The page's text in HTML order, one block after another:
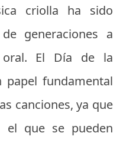
criolla ha sido
generaciones a
El Día de la
papel fundamental
canciones, ya que
el que se pueden